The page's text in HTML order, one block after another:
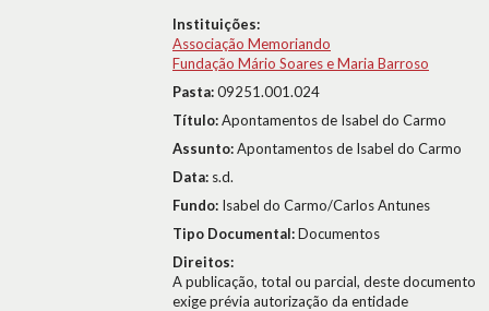
Instituições:
Associação Memoriando
Fundação Mário Soares e Maria Barroso
Pasta:09251.001.024
Título:Apontamentos de Isabel do Carmo
Assunto:Apontamentos de Isabel do Carmo
Data: s.d.
Fundo: Isabel do Carmo/Carlos Antunes
Tipo Documental:Documentos
Direitos:
A publicação, total ou parcial, deste documento
exige prévia autorização da entidade